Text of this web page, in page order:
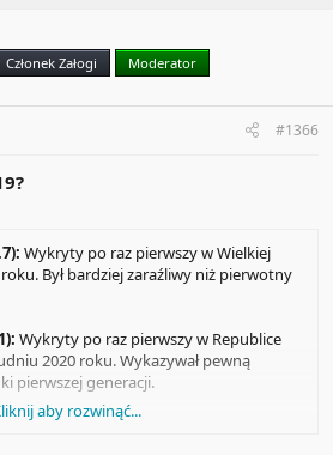
Członek Załogi Moderator
#1366
Wykryty po raz pierwszy w Wielkiej
Był bardziej zaraźliwy niż pierwotny
Wykryty po raz pierwszy w Republice
2020 roku. Wykazywał pewną
pierwszej generacji.
Wykryty po raz pierwszy w Brazylii w
aby rozwinąć...